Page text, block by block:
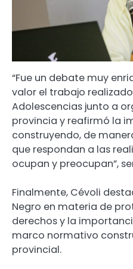
“Fue un debate muy
valor el trabajo
Adolescencias junto a
provincia y reafirmó la
construyendo, de
que respondan a las
ocupan y preocupan”,
Finalmente, Cévoli
Negro en materia de
derechos y la
marco normativo
provincial.